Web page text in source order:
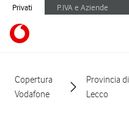
Privati P.IVA e Aziende
Copertura
Vodafone
Provincia di
Lecco